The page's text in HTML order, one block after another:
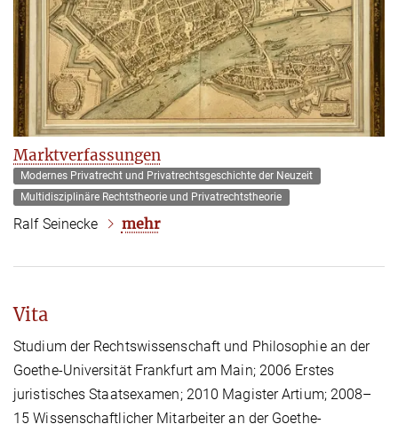
Marktverfassungen
Modernes Privatrecht und Privatrechtsgeschichte der Neuzeit
Multidisziplinäre Rechtstheorie und Privatrechtstheorie
Ralf Seinecke mehr
Vita
Studium der Rechtswissenschaft und Philosophie an der
Goethe-Universität Frankfurt am Main; 2006 Erstes
juristisches Staatsexamen; 2010 Magister Artium; 2008–
15 Wissenschaftlicher Mitarbeiter an der Goethe-